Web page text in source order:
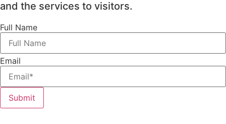
and the services to visitors.
Full Name
Email
Submit